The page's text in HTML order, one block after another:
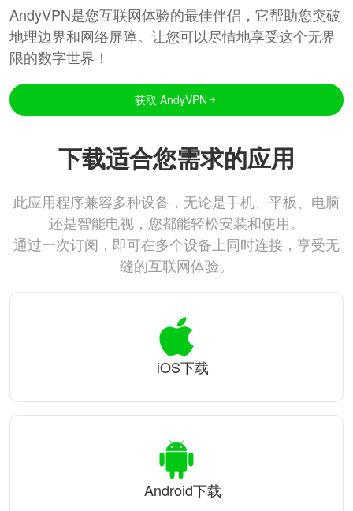
AndyVPN是您互联网体验的最佳伴侣，它帮助您突破
地理边界和网络屏障。让您可以尽情地享受这个无界
限的数字世界！
获取 AndyVPN
下载适合您需求的应用
此应用程序兼容多种设备，无论是手机、平板、电脑
还是智能电视，您都能轻松安装和使用。
通过一次订阅，即可在多个设备上同时连接，享受无
缝的互联网体验。
iOS下载
Android下载